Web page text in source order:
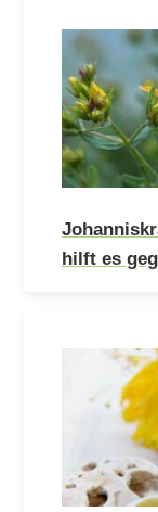
hilft es